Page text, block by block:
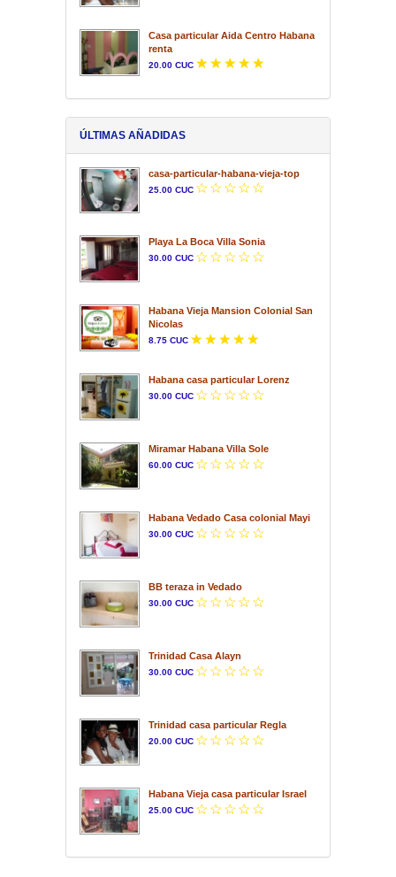
Casa particular Aida Centro Habana
renta
20.00 CUC
ÚLTIMAS AÑADIDAS
casa-particular-habana-vieja-top
25.00 CUC
Playa La Boca Villa Sonia
30.00 CUC
Habana Vieja Mansion Colonial San
Nicolas
8.75 CUC
Habana casa particular Lorenz
30.00 CUC
Miramar Habana Villa Sole
60.00 CUC
Habana Vedado Casa colonial Mayi
30.00 CUC
BB teraza in Vedado
30.00 CUC
Trinidad Casa Alayn
30.00 CUC
Trinidad casa particular Regla
20.00 CUC
Habana Vieja casa particular Israel
25.00 CUC